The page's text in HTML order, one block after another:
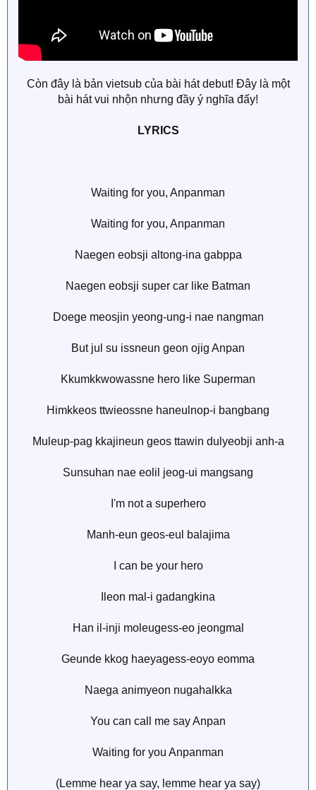
Còn đây là bản vietsub của bài hát debut! Đây là một
bài hát vui nhộn nhưng đầy ý nghĩa đấy!
LYRICS
Waiting for you, Anpanman
Waiting for you, Anpanman
Naegen eobsji altong-ina gabppa
Naegen eobsji super car like Batman
Doege meosjin yeong-ung-i nae nangman
But jul su issneun geon ojig Anpan
Kkumkkwowassne hero like Superman
Himkkeos ttwieossne haneulnop-i bangbang
Muleup-pag kkajineun geos ttawin dulyeobji anh-a
Sunsuhan nae eolil jeog-ui mangsang
I'm not a superhero
Manh-eun geos-eul balajima
I can be your hero
Ileon mal-i gadangkina
Han il-inji moleugess-eo jeongmal
Geunde kkog haeyagess-eoyo eomma
Naega animyeon nugahalkka
You can call me say Anpan
Waiting for you Anpanman
(Lemme hear ya say, lemme hear ya say)